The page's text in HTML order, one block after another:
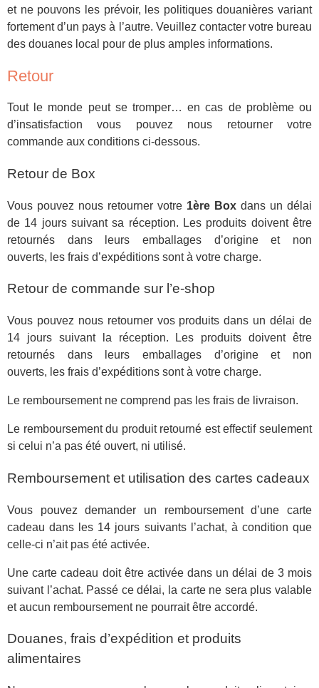
et ne pouvons les prévoir, les politiques douanières variant
fortement d’un pays à l’autre. Veuillez contacter votre bureau
des douanes local pour de plus amples informations.
Retour
Tout le monde peut se tromper… en cas de problème ou
d’insatisfaction vous pouvez nous retourner votre
commande aux conditions ci-dessous.
Retour de Box
Vous pouvez nous retourner votre 1ère Box dans un délai
de 14 jours suivant sa réception. Les produits doivent être
retournés dans leurs emballages d’origine et non
ouverts, les frais d’expéditions sont à votre charge.
Retour de commande sur l’e-shop
Vous pouvez nous retourner vos produits dans un délai de
14 jours suivant la réception. Les produits doivent être
retournés dans leurs emballages d’origine et non
ouverts, les frais d’expéditions sont à votre charge.
Le remboursement ne comprend pas les frais de livraison.
Le remboursement du produit retourné est effectif seulement
si celui n’a pas été ouvert, ni utilisé.
Remboursement et utilisation des cartes cadeaux
Vous pouvez demander un remboursement d’une carte
cadeau dans les 14 jours suivants l’achat, à condition que
celle-ci n’ait pas été activée.
Une carte cadeau doit être activée dans un délai de 3 mois
suivant l’achat. Passé ce délai, la carte ne sera plus valable
et aucun remboursement ne pourrait être accordé.
Douanes, frais d’expédition et produits
alimentaires